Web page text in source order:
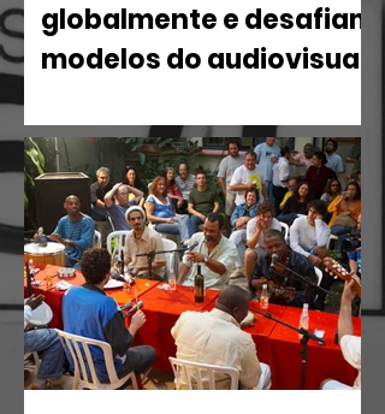
globalmente e desafiam
modelos do audiovisual
em 2026 confirma uma tendência
irreversível: o espectador busca
narrativas ágeis, dramáticas e
estritamente verticais.